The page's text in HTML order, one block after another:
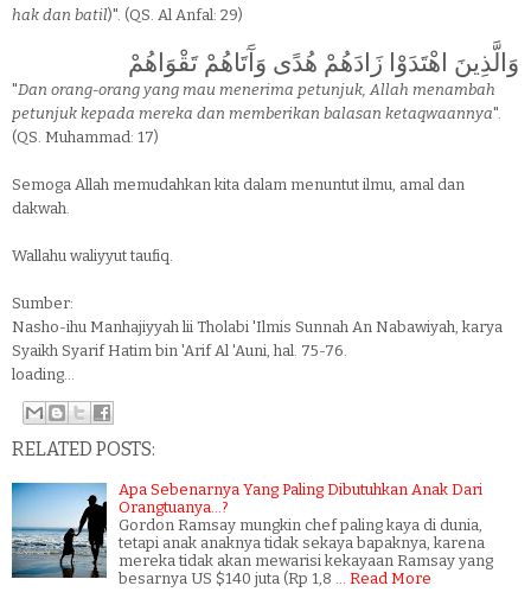
hak dan batil)". (QS. Al Anfal: 29)
وَالَّذِينَ اهْتَدَوْا زَادَهُمْ هُدًى وَآَتَاهُمْ تَقْوَاهُمْ
"Dan orang-orang yang mau menerima petunjuk, Allah menambah
petunjuk kepada mereka dan memberikan balasan ketaqwaannya".
(QS. Muhammad: 17)
Semoga Allah memudahkan kita dalam menuntut ilmu, amal dan
dakwah.
Wallahu waliyyut taufiq.
Sumber:
Nasho-ihu Manhajiyyah lii Tholabi 'Ilmis Sunnah An Nabawiyah, karya
Syaikh Syarif Hatim bin 'Arif Al 'Auni, hal. 75-76.
loading...
RELATED POSTS:
Apa Sebenarnya Yang Paling Dibutuhkan Anak Dari
Orangtuanya...?
Gordon Ramsay mungkin chef paling kaya di dunia,
tetapi anak anaknya tidak sekaya bapaknya, karena
mereka tidak akan mewarisi kekayaan Ramsay yang
besarnya US $140 juta (Rp 1,8 …
Read More